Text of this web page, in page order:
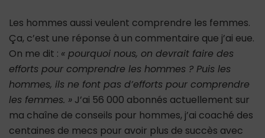
Les hommes aussi veulent comprendre les femmes.
Ça, c’est une réponse à un commentaire que j’ai eue.
On me dit : « pourquoi nous, on devrait faire des
efforts pour comprendre les hommes ? Puis les
hommes, ils ne font pas d’efforts pour comprendre
les femmes. » J’ai 56 000 abonnés actuellement sur
ma chaîne de conseils pour hommes, j’ai coaché des
centaines de mecs pour avoir plus de succès avec